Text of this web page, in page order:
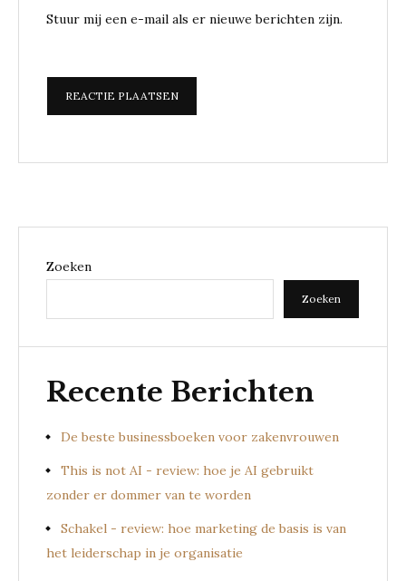
Stuur mij een e-mail als er nieuwe berichten zijn.
Zoeken
Zoeken
Recente Berichten
De beste businessboeken voor zakenvrouwen
This is not AI - review: hoe je AI gebruikt
zonder er dommer van te worden
Schakel - review: hoe marketing de basis is van
het leiderschap in je organisatie